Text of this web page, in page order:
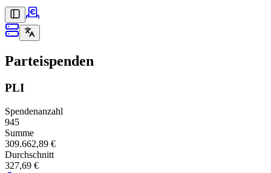
Parteispenden
PLI
Spendenanzahl
945
Summe
309.662,89 €
Durchschnitt
327,69 €